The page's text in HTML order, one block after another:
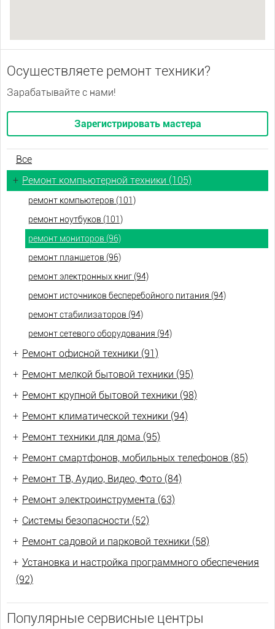
Осуществляете ремонт техники?
Зарабатывайте с нами!
Зарегистрировать мастера
Все
+ Ремонт компьютерной техники (105)
ремонт компьютеров (101)
ремонт ноутбуков (101)
ремонт мониторов (96)
ремонт планшетов (96)
ремонт электронных книг (94)
ремонт источников бесперебойного питания (94)
ремонт стабилизаторов (94)
ремонт сетевого оборудования (94)
+ Ремонт офисной техники (91)
+ Ремонт мелкой бытовой техники (95)
+ Ремонт крупной бытовой техники (98)
+ Ремонт климатической техники (94)
+ Ремонт техники для дома (95)
+ Ремонт смартфонов, мобильных телефонов (85)
+ Ремонт ТВ, Аудио, Видео, Фото (84)
+ Ремонт электроинструмента (63)
+ Системы безопасности (52)
+ Ремонт садовой и парковой техники (58)
+ Установка и настройка программного обеспечения
(92)
Популярные сервисные центры